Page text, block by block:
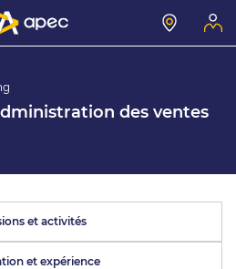
des ventes
et activités
et expérience